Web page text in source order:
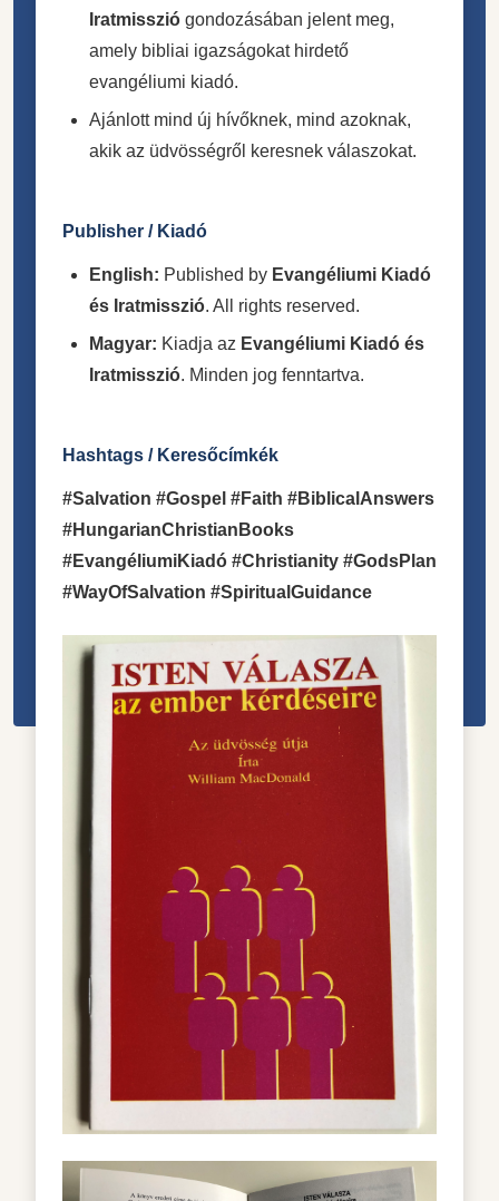
Iratmisszió gondozásában jelent meg,
amely bibliai igazságokat hirdető
evangéliumi kiadó.
Ajánlott mind új hívőknek, mind azoknak,
akik az üdvösségről keresnek válaszokat.
Publisher / Kiadó
English: Published by Evangéliumi Kiadó
és Iratmisszió. All rights reserved.
Magyar: Kiadja az Evangéliumi Kiadó és
Iratmisszió. Minden jog fenntartva.
Hashtags / Keresőcímkék
#Salvation #Gospel #Faith #BiblicalAnswers
#HungarianChristianBooks
#EvangéliumiKiadó #Christianity #GodsPlan
#WayOfSalvation #SpiritualGuidance